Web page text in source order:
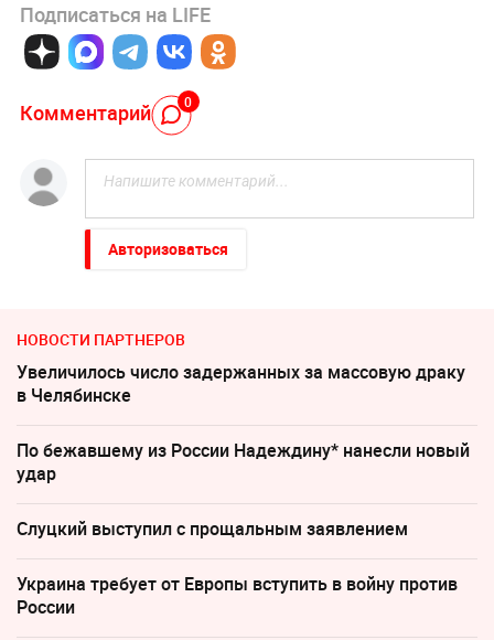
Подписаться на LIFE
Комментарий 0
Авторизоваться
НОВОСТИ ПАРТНЕРОВ
Увеличилось число задержанных за массовую драку
в Челябинске
По бежавшему из России Надеждину* нанесли новый
удар
Слуцкий выступил с прощальным заявлением
Украина требует от Европы вступить в войну против
России